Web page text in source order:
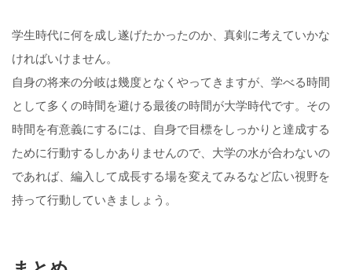
学生時代に何を成し遂げたかったのか、真剣に考えていかな
ければいけません。
自身の将来の分岐は幾度となくやってきますが、学べる時間
として多くの時間を避ける最後の時間が大学時代です。その
時間を有意義にするには、自身で目標をしっかりと達成する
ために行動するしかありませんので、大学の水が合わないの
であれば、編入して成長する場を変えてみるなど広い視野を
持って行動していきましょう。